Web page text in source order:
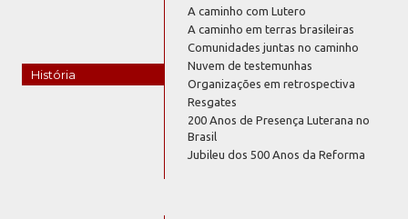
História
A caminho com Lutero
A caminho em terras brasileiras
Comunidades juntas no caminho
Nuvem de testemunhas
Organizações em retrospectiva
Resgates
200 Anos de Presença Luterana no
Brasil
Jubileu dos 500 Anos da Reforma